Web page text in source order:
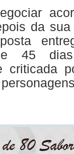
da
45
criticada